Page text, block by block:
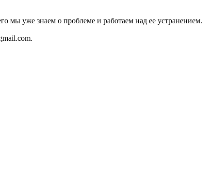
мы уже знаем о проблеме и работаем над ее устранением.